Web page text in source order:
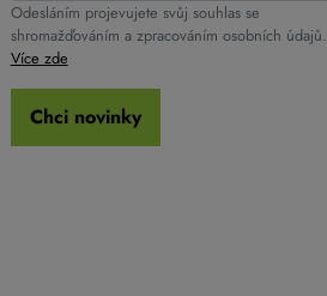
Odesláním projevujete svůj souhlas se
shromažďováním a zpracováním osobních údajů.
Více zde
Chci novinky